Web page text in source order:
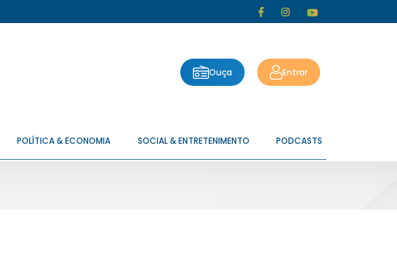
Ouça Entrar
POLÍTICA & ECONOMIA SOCIAL & ENTRETENIMENTO PODCASTS